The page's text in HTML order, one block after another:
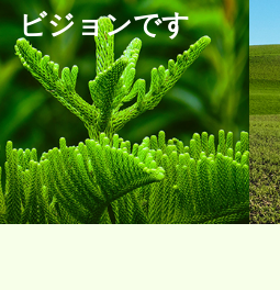
ビジョンです